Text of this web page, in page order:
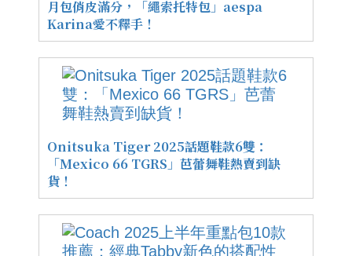
月包俏皮滿分，「繩索托特包」aespa
Karina愛不釋手！
Onitsuka Tiger 2025話題鞋款6雙：
「Mexico 66 TGRS」芭蕾舞鞋熱賣到缺
貨！